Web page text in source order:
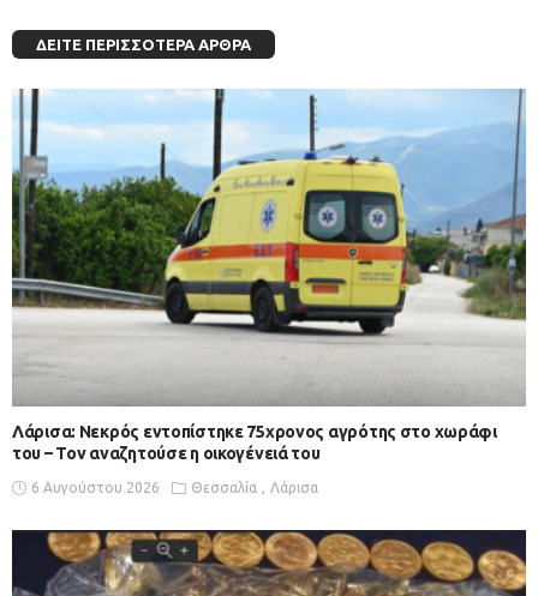
ΔΕΊΤΕ ΠΕΡΙΣΣΌΤΕΡΑ ΆΡΘΡΑ
Λάρισα: Νεκρός εντοπίστηκε 75χρονος αγρότης στο χωράφι
του – Toν αναζητούσε η οικογένειά του
6 Αυγούστου 2026 Θεσσαλία Λάρισα